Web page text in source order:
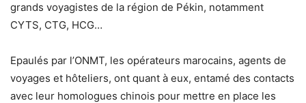
grands voyagistes de la région de Pékin, notamment
CYTS, CTG, HCG…
Epaulés par l’ONMT, les opérateurs marocains, agents de
voyages et hôteliers, ont quant à eux, entamé des contacts
avec leur homologues chinois pour mettre en place les